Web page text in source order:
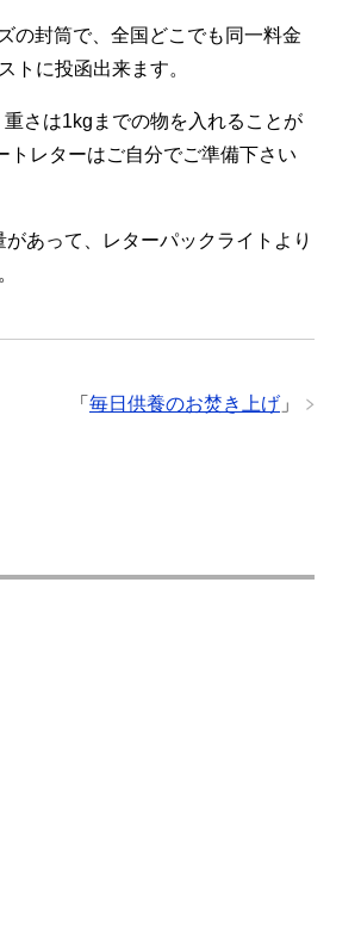
の封筒で、全国どこでも同一料金
トに投函出来ます。
さは1kgまでの物を入れることが
トレターはご自分でご準備下さい
あって、レターパックライトより
「 毎日供養のお焚き上げ 」